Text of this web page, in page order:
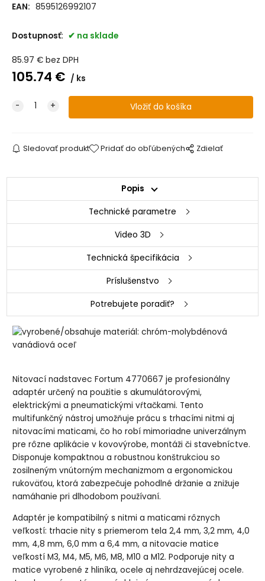
EAN: 8595126992107
Dostupnosť: na sklade
85.97 € bez DPH
105.74 € ks
Sledovať produkt Pridať do obľúbených Zdielať
Popis
Technické parametre
Video 3D
Technická špecifikácia
Príslušenstvo
Potrebujete poradiť?
Nitovací nadstavec Fortum 4770667 je profesionálny
adaptér určený na použitie s akumulátorovými,
elektrickými a pneumatickými vŕtačkami. Tento
multifunkčný nástroj umožňuje prácu s trhacími nitmi aj
nitovacími maticami, čo ho robí mimoriadne univerzálnym
pre rôzne aplikácie v kovovýrobe, montáži či stavebníctve.
Disponuje kompaktnou a robustnou konštrukciou so
zosilneným vnútorným mechanizmom a ergonomickou
rukoväťou, ktorá zabezpečuje pohodlné držanie a znižuje
namáhanie pri dlhodobom používaní.
Adaptér je kompatibilný s nitmi a maticami rôznych
veľkostí: trhacie nity s priemerom tela 2,4 mm, 3,2 mm, 4,0
mm, 4,8 mm, 6,0 mm a 6,4 mm, a nitovacie matice
veľkostí M3, M4, M5, M6, M8, M10 a M12. Podporuje nity a
matice vyrobené z hliníka, ocele aj nehrdzavejúcej ocele.